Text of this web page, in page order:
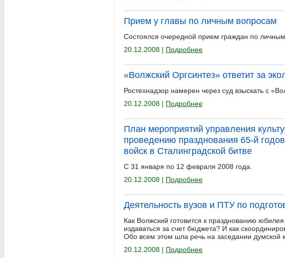
Прием у главы по личным вопросам
Состоялся очередной прием граждан по
20.12.2008 | Подробнее
«Волжский Оргсинтез» ответит за
Ростехнадзор намерен через суд взыскать с
20.12.2008 | Подробнее
План мероприятий управления
проведению празднования 65-й
войск в Сталинградской битве
С 31 января по 12 февраля 2008 года.
20.12.2008 | Подробнее
Деятельность вузов и ПТУ по
Как Волжский готовится к празднованию
издаваться за счет бюджета? И как
Обо всем этом шла речь на заседании думской
20.12.2008 | Подробнее